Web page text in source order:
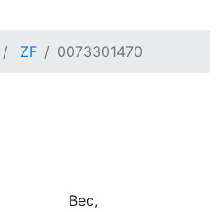
ZF 0073301470
Вес,